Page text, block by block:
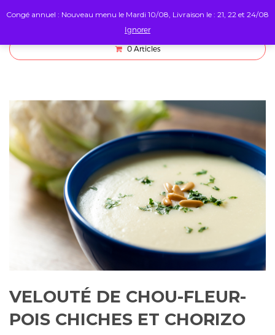
0 Articles
VELOUTÉ DE CHOU-FLEUR-
POIS CHICHES ET CHORIZO
Congé annuel : Nouveau menu le Mardi 10/08, Livraison le : 21, 22 et 24/08
Ignorer